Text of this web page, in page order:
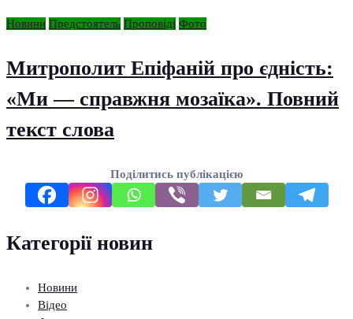
Новини Предстоятель Проповіді Фото
Митрополит Епіфаній про єдність:
«Ми — справжня мозаїка». Повний
текст слова
Поділитись публікацією
Категорії новин
Новини
Відео